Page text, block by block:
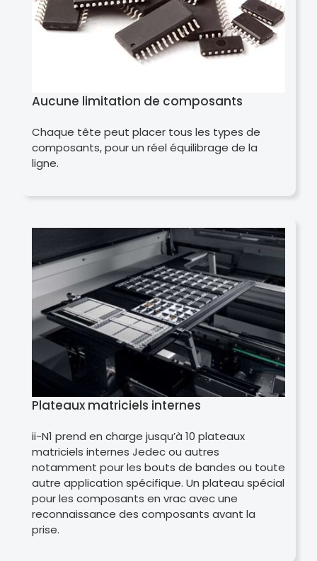
Aucune limitation de composants
Chaque tête peut placer tous les types de
composants, pour un réel équilibrage de la
ligne.
Plateaux matriciels internes
ii-N1 prend en charge jusqu’à 10 plateaux
matriciels internes Jedec ou autres
notamment pour les bouts de bandes ou toute
autre application spécifique. Un plateau spécial
pour les composants en vrac avec une
reconnaissance des composants avant la
prise.